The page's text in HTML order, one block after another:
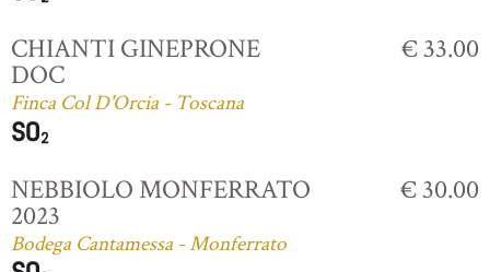
CHIANTI GINEPRONE
DOC
Finca Col D'Orcia - Toscana
€ 33.00
NEBBIOLO MONFERRATO
2023
Bodega Cantamessa - Monferrato
€ 30.00